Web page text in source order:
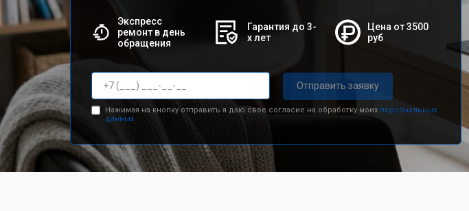
Экспресс
ремонт в день
обращения
Гарантия до 3-
х лет
Цена от 3500
руб
Отправить заявку
Нажимая на кнопку отправить я даю свое согласие на обработку моих персональных
данных.